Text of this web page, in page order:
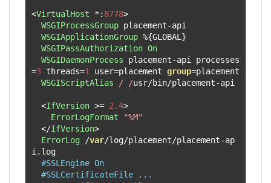
<VirtualHost *: 8778>
WSGIProcessGroup placement-api
WSGIApplicationGroup %{GLOBAL }
WSGIPassAuthorization On
WSGIDaemonProcess placement-api processes
=3 threads=1 user=placement group=placement
WSGIScriptAlias
/ /usr/bin/placement-api
<IfVersion >= 2.4>
ErrorLogFormat
"%M"
</IfVersion>
ErrorLog
/var/log/placement/placement-ap
i . log
#SSLEngine On
#SSLCertificateFile ...